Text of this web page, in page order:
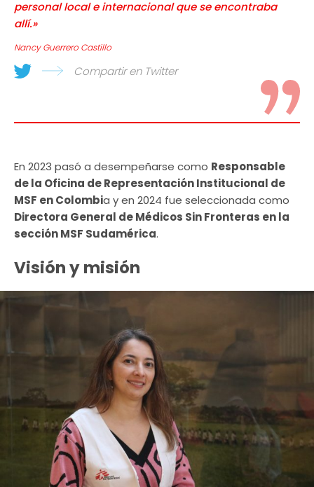
personal local e internacional que se encontraba
allí.»
Nancy Guerrero Castillo
Compartir en Twitter
En 2023 pasó a desempeñarse como Responsable
de la Oficina de Representación Institucional de
MSF en Colombia y en 2024 fue seleccionada como
Directora General de Médicos Sin Fronteras en la
sección MSF Sudamérica.
Visión y misión